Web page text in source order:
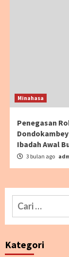
Minahasa
Penegasan
Ibadah Awal
3 bulan ago
Cari
untuk:
Kategori